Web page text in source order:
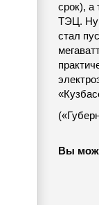
срок), а
ТЭЦ. Ну
стал
Вы